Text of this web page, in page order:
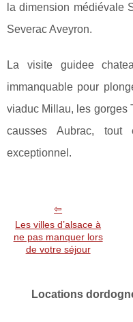
la dimension médiévale
Severac Aveyron.
La visite guidee
immanquable pour
viaduc Millau, les gorges
causses Aubrac, tout
exceptionnel.
Les villes d’alsace à
ne pas manquer lors
de votre séjour
Locations